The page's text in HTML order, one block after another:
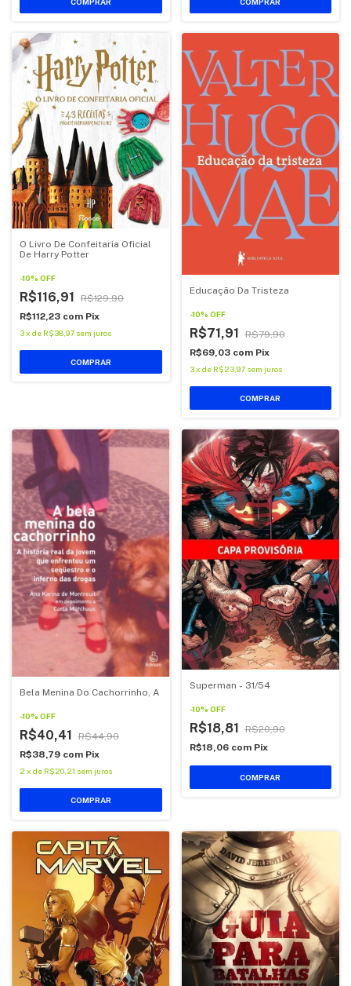
O Livro De Confeitaria Oficial
De Harry Potter
-10% OFF
R$116,91
R$129,90
R$112,23 com Pix
3x de R$38,97 sem juros
COMPRAR
Educação Da Tristeza
-10% OFF
R$71,91
R$79,90
R$69,03 com Pix
3 x de R$23,97 sem juros
COMPRAR
Bela Menina Do Cachorrinho, A
-10% OFF
R$40,41
R$44,90
R$38,79 com Pix
2 x de R$20,21 sem juros
COMPRAR
Superman - 31/54
-10% OFF
R$18,81
R$20,90
R$18,06 com Pix
COMPRAR